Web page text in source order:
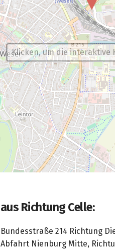
aus Richtung Celle:
Bundesstraße 214 Richtung
Abfahrt Nienburg Mitte,